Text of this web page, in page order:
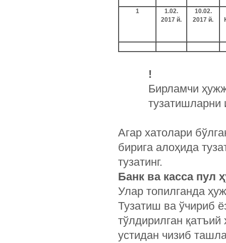
1
1.02.
2017 й.
10.02.
2017 й.
!
Бирламчи
тузатишларни
Агар хатолари
бирига алоҳида
тузатинг.
Банк ва касса пул
Улар топилганда
Тузатиш ва ўчириб
тўлдирилган
устидан чизиб